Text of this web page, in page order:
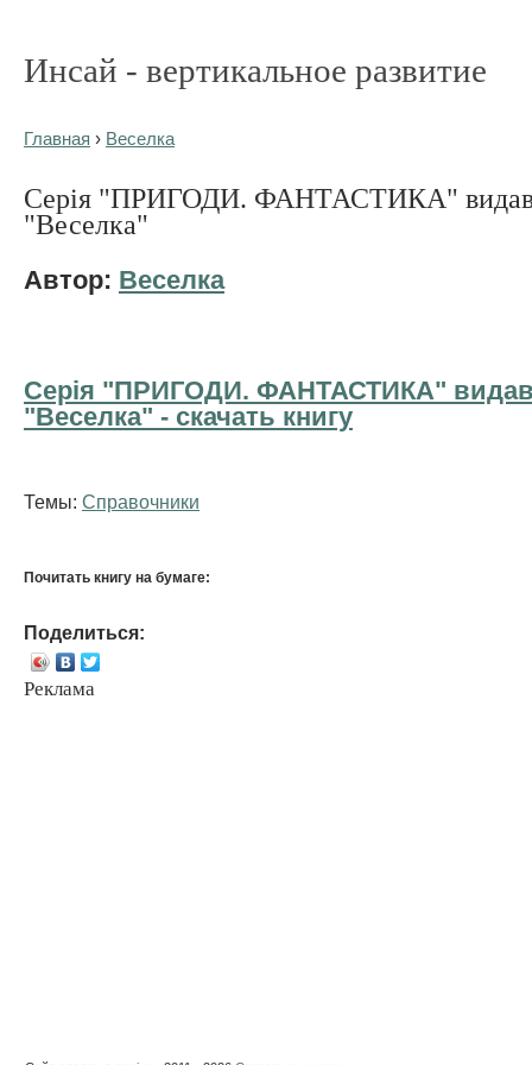
Инсай - вертикальное развитие
Главная › Веселка
Серія "ПРИГОДИ. ФАНТАСТИКА"
"Веселка"
Автор: Веселка
Серія "ПРИГОДИ. ФАНТАСТИКА"
"Веселка" - cкачать книгу
Темы: Справочники
Почитать книгу на бумаге:
Поделиться:
Реклама